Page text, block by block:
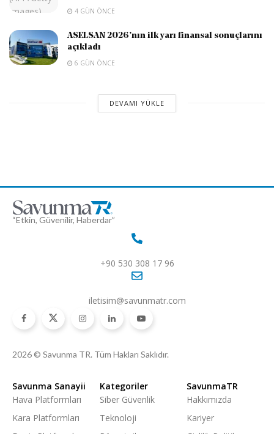
4 GÜN ÖNCE
ASELSAN 2026’nın ilk yarı finansal sonuçlarını
açıkladı
6 GÜN ÖNCE
DEVAMI YÜKLE
“Etkin, Güvenilir, Haberdar”
+90 530 308 17 96
iletisim@savunmatr.com
2026 © Savunma TR. Tüm Hakları Saklıdır.
Savunma Sanayii
Hava Platformları
Kara Platformları
Kategoriler
Siber Güvenlik
Teknoloji
SavunmaTR
Hakkımızda
Kariyer